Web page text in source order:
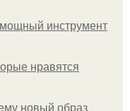
инструмент
нравятся
новый образ